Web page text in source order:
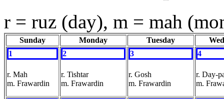
r = ruz (day), m = mah
Sunday Monday Tuesday
1
r. Mah
m. Frawardin
2
r. Tishtar
m. Frawardin
3
r. Gosh
m. Frawardin
4
r. Day-
m.